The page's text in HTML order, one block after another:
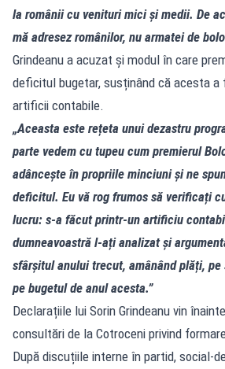
la românii cu venituri mici și medii. De
mă adresez românilor, nu armatei de
Grindeanu a acuzat și modul în care
deficitul bugetar, susținând că acesta a
artificii contabile.
„Aceasta este rețeta unui dezastru
parte vedem cu tupeu cum premierul
adâncește în propriile minciuni și ne
deficitul. Eu vă rog frumos să verificați
lucru: s-a făcut printr-un artificiu
dumneavoastră l-ați analizat și
sfârșitul anului trecut, amânând plăți, pe
pe bugetul de anul acesta.”
Declarațiile lui Sorin Grindeanu vin
consultări de la Cotroceni privind
După discuțiile interne în partid, social-